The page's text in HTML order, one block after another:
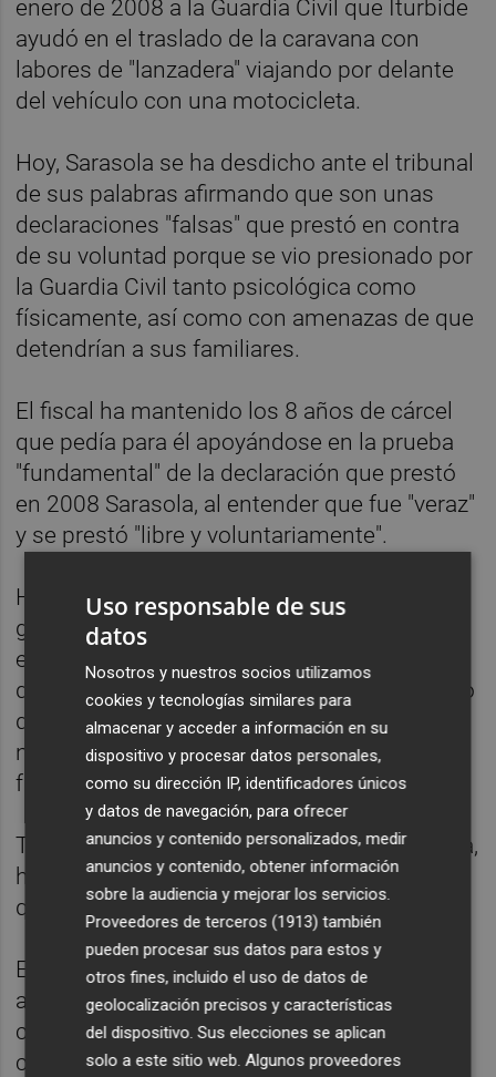
enero de 2008 a la Guardia Civil que Iturbide
ayudó en el traslado de la caravana con
labores de "lanzadera" viajando por delante
del vehículo con una motocicleta.
Hoy, Sarasola se ha desdicho ante el tribunal
de sus palabras afirmando que son unas
declaraciones "falsas" que prestó en contra
de su voluntad porque se vio presionado por
la Guardia Civil tanto psicológica como
físicamente, así como con amenazas de que
detendrían a sus familiares.
El fiscal ha mantenido los 8 años de cárcel
que pedía para él apoyándose en la prueba
"fundamental" de la declaración que prestó
en 2008 Sarasola, al entender que fue "veraz"
y se prestó "libre y voluntariamente".
Hoy han declarado en el juicio los dos
guardias civiles que estuvieron presentes en
ese interrogatorio y ambos han sostenido
que fue una declaración sin presiones, por lo
que, según el fiscal, en ella no se produjo
ninguna vulneración de sus derechos
fundamentales.
Tampoco puso ninguna objeción a la misma,
ha recordado el fiscal, el abogado de oficio
que asistió a Sarasola en su declaración.
El representante del ministerio público ha
afirmado que Iturbide y otro miembro del
comando, Igor Portu, hicieron explosionar la
caravana que iban a emplear en el atentado
Uso responsable de sus
datos
Nosotros y nuestros socios utilizamos
cookies y tecnologías similares para
almacenar y acceder a información en su
dispositivo y procesar datos personales,
como su dirección IP, identificadores únicos
y datos de navegación, para ofrecer
anuncios y contenido personalizados, medir
anuncios y contenido, obtener información
sobre la audiencia y mejorar los servicios.
Proveedores de terceros (1913) también
pueden procesar sus datos para estos y
otros fines, incluido el uso de datos de
geolocalización precisos y características
del dispositivo. Sus elecciones se aplican
solo a este sitio web. Algunos proveedores